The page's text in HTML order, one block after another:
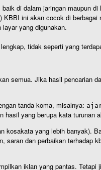
di dalam jaringan maupun di
) KBBI ini akan cocok di berbagai
yang digunakan.
tidak seperti yang
semua. Jika hasil pencarian
tanda koma, misalnya:
yang berupa kata turunan
kosakata yang lebih banyak).
saran dan perbaikan terhadap
iklan yang pantas.